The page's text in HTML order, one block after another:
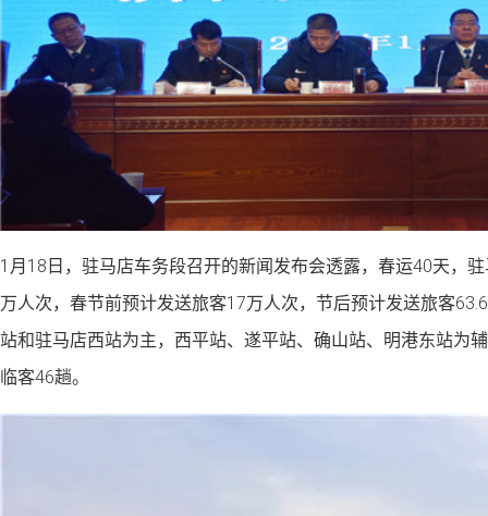
1月18日，驻马店车务段召开的新闻发布会透露，春运40天，
万人次，春节前预计发送旅客17万人次，节后预计发送旅客
站和驻马店西站为主，西平站、遂平站、确山站、明港东站为
临客46趟。